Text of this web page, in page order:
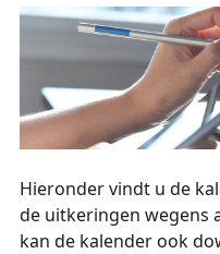
Hieronder vindt u de
de uitkeringen wegens
kan de kalender ook